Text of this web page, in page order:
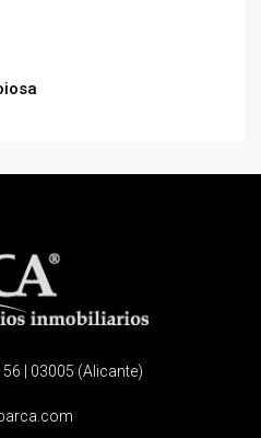
| 03005 (Alicante)